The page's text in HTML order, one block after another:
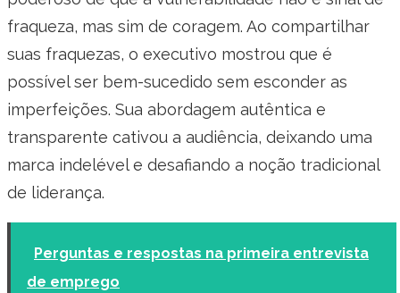
fraqueza, mas sim de coragem. Ao compartilhar
suas fraquezas, o executivo mostrou que é
possível ser bem-sucedido sem esconder as
imperfeições. Sua abordagem autêntica e
transparente cativou a audiência, deixando uma
marca indelével e desafiando a noção tradicional
de liderança.
Perguntas e respostas na primeira entrevista
de emprego